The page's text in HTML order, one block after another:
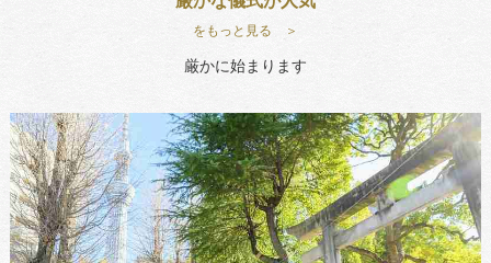
をもっと見る ＞
厳かに始まります